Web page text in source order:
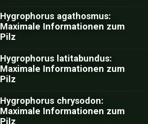
Hygrophorus agathosmus:
Maximale Informationen zum
Pilz
Hygrophorus latitabundus:
Maximale Informationen zum
Pilz
Hygrophorus chrysodon:
Maximale Informationen zum
Pilz